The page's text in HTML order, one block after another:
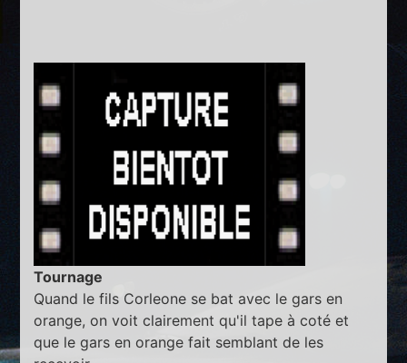
Tournage
Quand le fils Corleone se bat avec le gars en
orange, on voit clairement qu'il tape à coté et
que le gars en orange fait semblant de les